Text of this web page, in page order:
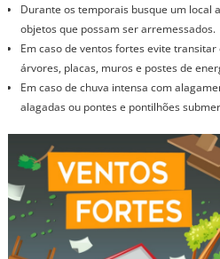
Durante os temporais busque um local
objetos que possam ser arremessados.
Em caso de ventos fortes evite
árvores, placas, muros e postes de
Em caso de chuva intensa com
alagadas ou pontes e pontilhões